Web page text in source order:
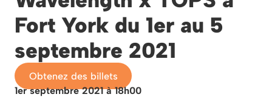
Fort York du 1er au 5
septembre 2021
Obtenez des billets
1er septembre 2021 à 18h00